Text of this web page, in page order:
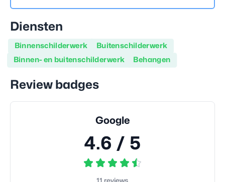
Diensten
Binnenschilderwerk Buitenschilderwerk
Binnen- en buitenschilderwerk Behangen
Review badges
Google
4.6 / 5